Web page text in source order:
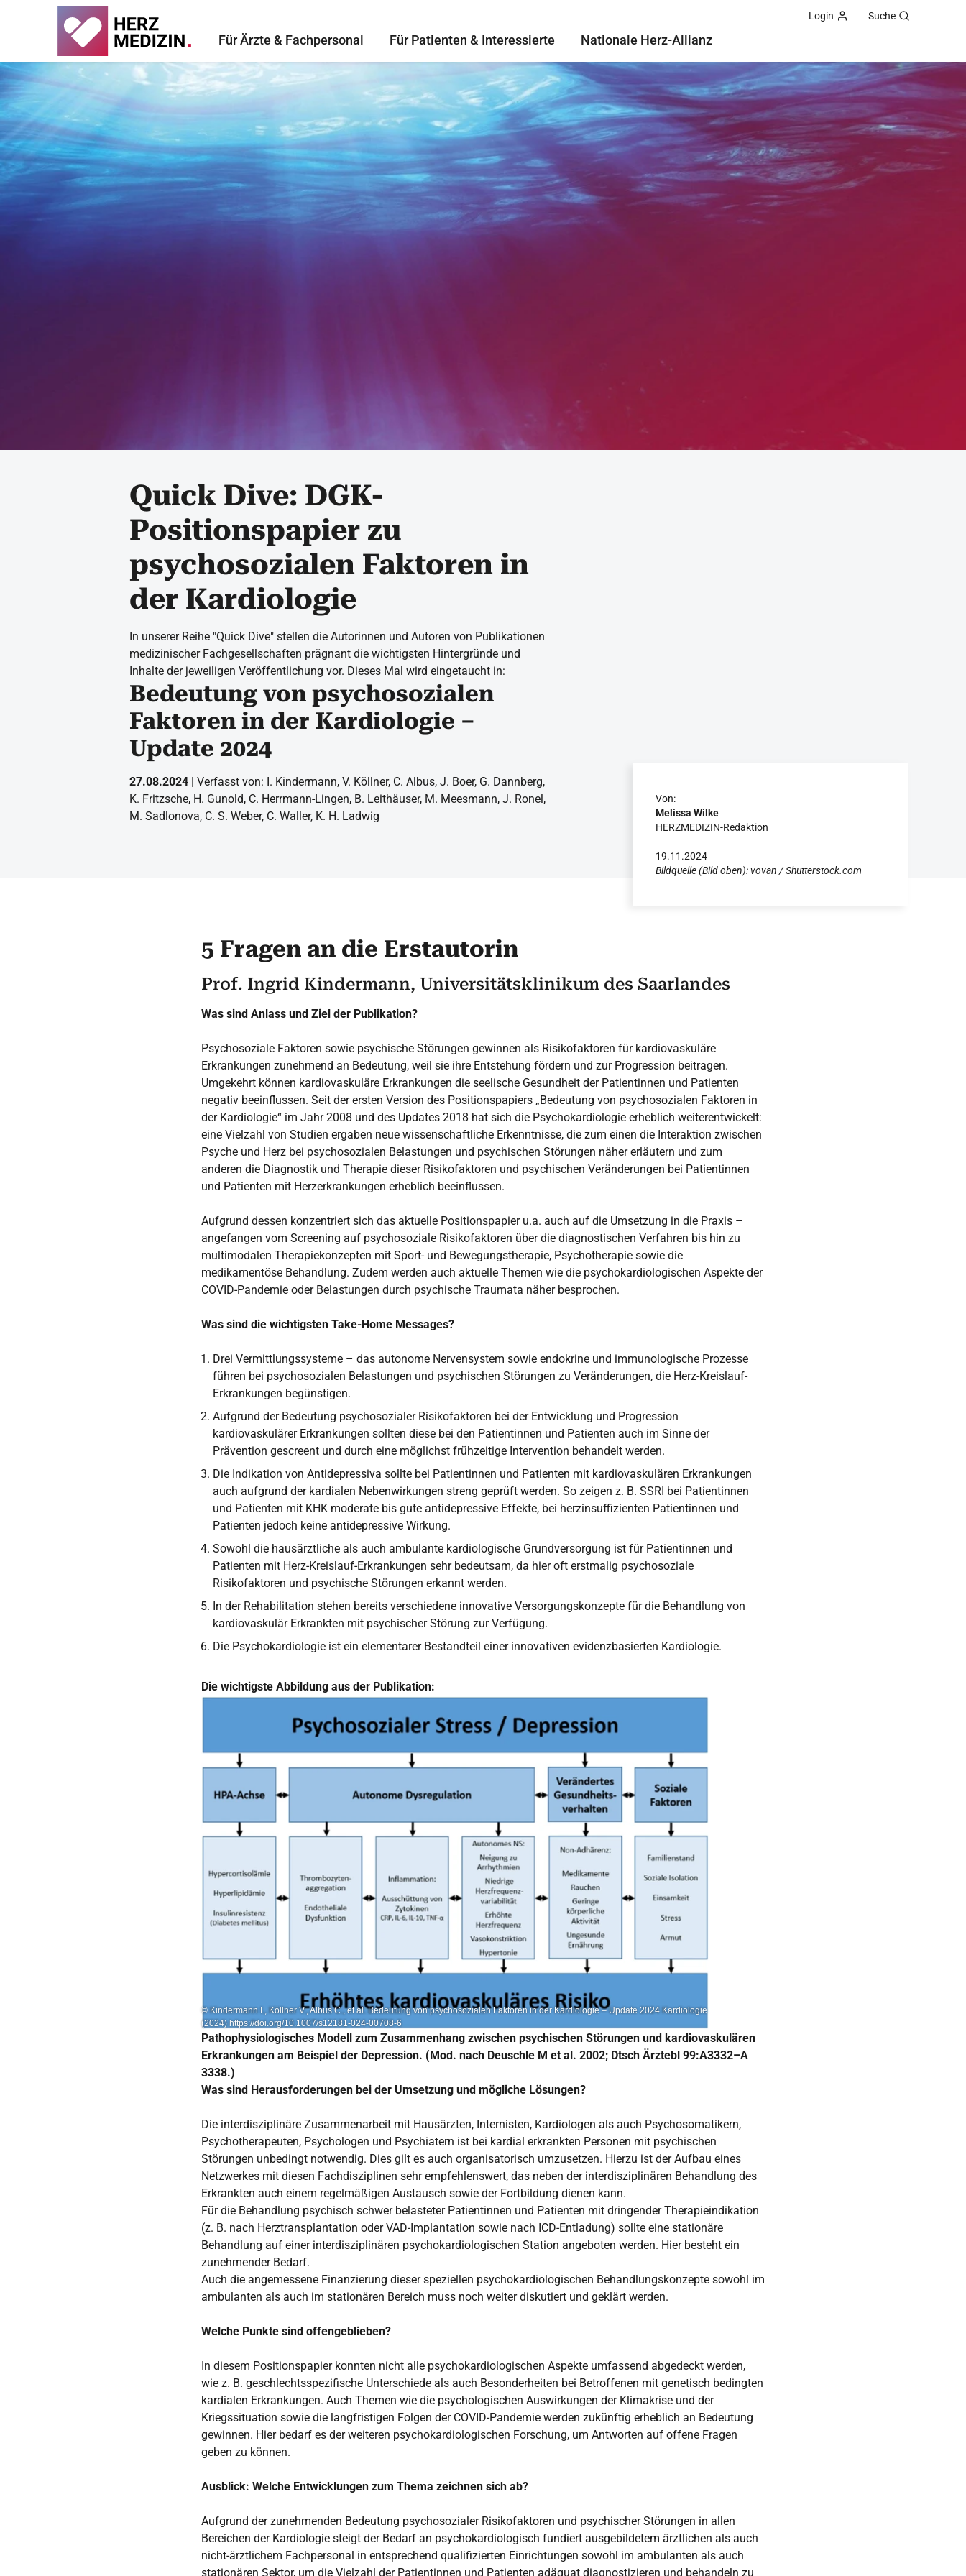
Für Ärzte & Fachpersonal Für Patienten & Interessierte Nationale Herz-Allianz
Login Suche
Quick Dive: DGK-
Positionspapier zu
psychosozialen Faktoren in
der Kardiologie
In unserer Reihe "Quick Dive" stellen die Autorinnen und Autoren von Publikationen
medizinischer Fachgesellschaften prägnant die wichtigsten Hintergründe und
Inhalte der jeweiligen Veröffentlichung vor. Dieses Mal wird eingetaucht in:
Bedeutung von psychosozialen
Faktoren in der Kardiologie –
Update 2024
27.08.2024 | Verfasst von: I. Kindermann, V. Köllner, C. Albus, J. Boer, G. Dannberg,
K. Fritzsche, H. Gunold, C. Herrmann-Lingen, B. Leithäuser, M. Meesmann, J. Ronel,
M. Sadlonova, C. S. Weber, C. Waller, K. H. Ladwig
Von:
Melissa Wilke
HERZMEDIZIN-Redaktion
19.11.2024
Bildquelle (Bild oben): vovan / Shutterstock.com
5 Fragen an die Erstautorin
Prof. Ingrid Kindermann, Universitätsklinikum des Saarlandes
Was sind Anlass und Ziel der Publikation?
Psychosoziale Faktoren sowie psychische Störungen gewinnen als Risikofaktoren für kardiovaskuläre
Erkrankungen zunehmend an Bedeutung, weil sie ihre Entstehung fördern und zur Progression beitragen.
Umgekehrt können kardiovaskuläre Erkrankungen die seelische Gesundheit der Patientinnen und Patienten
negativ beeinflussen. Seit der ersten Version des Positionspapiers „Bedeutung von psychosozialen Faktoren in
der Kardiologie“ im Jahr 2008 und des Updates 2018 hat sich die Psychokardiologie erheblich weiterentwickelt:
eine Vielzahl von Studien ergaben neue wissenschaftliche Erkenntnisse, die zum einen die Interaktion zwischen
Psyche und Herz bei psychosozialen Belastungen und psychischen Störungen näher erläutern und zum
anderen die Diagnostik und Therapie dieser Risikofaktoren und psychischen Veränderungen bei Patientinnen
und Patienten mit Herzerkrankungen erheblich beeinflussen.
Aufgrund dessen konzentriert sich das aktuelle Positionspapier u.a. auch auf die Umsetzung in die Praxis –
angefangen vom Screening auf psychosoziale Risikofaktoren über die diagnostischen Verfahren bis hin zu
multimodalen Therapiekonzepten mit Sport- und Bewegungstherapie, Psychotherapie sowie die
medikamentöse Behandlung. Zudem werden auch aktuelle Themen wie die psychokardiologischen Aspekte der
COVID-Pandemie oder Belastungen durch psychische Traumata näher besprochen.
Was sind die wichtigsten Take-Home Messages?
Drei Vermittlungssysteme – das autonome Nervensystem sowie endokrine und immunologische Prozesse
führen bei psychosozialen Belastungen und psychischen Störungen zu Veränderungen, die Herz-Kreislauf-
Erkrankungen begünstigen.
Aufgrund der Bedeutung psychosozialer Risikofaktoren bei der Entwicklung und Progression
kardiovaskulärer Erkrankungen sollten diese bei den Patientinnen und Patienten auch im Sinne der
Prävention gescreent und durch eine möglichst frühzeitige Intervention behandelt werden.
Die Indikation von Antidepressiva sollte bei Patientinnen und Patienten mit kardiovaskulären Erkrankungen
auch aufgrund der kardialen Nebenwirkungen streng geprüft werden. So zeigen z. B. SSRI bei Patientinnen
und Patienten mit KHK moderate bis gute antidepressive Effekte, bei herzinsuffizienten Patientinnen und
Patienten jedoch keine antidepressive Wirkung.
Sowohl die hausärztliche als auch ambulante kardiologische Grundversorgung ist für Patientinnen und
Patienten mit Herz-Kreislauf-Erkrankungen sehr bedeutsam, da hier oft erstmalig psychosoziale
Risikofaktoren und psychische Störungen erkannt werden.
In der Rehabilitation stehen bereits verschiedene innovative Versorgungskonzepte für die Behandlung von
kardiovaskulär Erkrankten mit psychischer Störung zur Verfügung.
Die Psychokardiologie ist ein elementarer Bestandteil einer innovativen evidenzbasierten Kardiologie.
Die wichtigste Abbildung aus der Publikation:
© Kindermann I., Köllner V., Albus C., et al. Bedeutung von psychosozialen Faktoren in der Kardiologie – Update 2024 Kardiologie
(2024) https://doi.org/10.1007/s12181-024-00708-6
Pathophysiologisches Modell zum Zusammenhang zwischen psychischen Störungen und kardiovaskulären
Erkrankungen am Beispiel der Depression. (Mod. nach Deuschle M et al. 2002; Dtsch Ärztebl 99:A3332–A
3338.)
Was sind Herausforderungen bei der Umsetzung und mögliche Lösungen?
Die interdisziplinäre Zusammenarbeit mit Hausärzten, Internisten, Kardiologen als auch Psychosomatikern,
Psychotherapeuten, Psychologen und Psychiatern ist bei kardial erkrankten Personen mit psychischen
Störungen unbedingt notwendig. Dies gilt es auch organisatorisch umzusetzen. Hierzu ist der Aufbau eines
Netzwerkes mit diesen Fachdisziplinen sehr empfehlenswert, das neben der interdisziplinären Behandlung des
Erkrankten auch einem regelmäßigen Austausch sowie der Fortbildung dienen kann.
Für die Behandlung psychisch schwer belasteter Patientinnen und Patienten mit dringender Therapieindikation
(z. B. nach Herztransplantation oder VAD-Implantation sowie nach ICD-Entladung) sollte eine stationäre
Behandlung auf einer interdisziplinären psychokardiologischen Station angeboten werden. Hier besteht ein
zunehmender Bedarf.
Auch die angemessene Finanzierung dieser speziellen psychokardiologischen Behandlungskonzepte sowohl im
ambulanten als auch im stationären Bereich muss noch weiter diskutiert und geklärt werden.
Welche Punkte sind offengeblieben?
In diesem Positionspapier konnten nicht alle psychokardiologischen Aspekte umfassend abgedeckt werden,
wie z. B. geschlechtsspezifische Unterschiede als auch Besonderheiten bei Betroffenen mit genetisch bedingten
kardialen Erkrankungen. Auch Themen wie die psychologischen Auswirkungen der Klimakrise und der
Kriegssituation sowie die langfristigen Folgen der COVID-Pandemie werden zukünftig erheblich an Bedeutung
gewinnen. Hier bedarf es der weiteren psychokardiologischen Forschung, um Antworten auf offene Fragen
geben zu können.
Ausblick: Welche Entwicklungen zum Thema zeichnen sich ab?
Aufgrund der zunehmenden Bedeutung psychosozialer Risikofaktoren und psychischer Störungen in allen
Bereichen der Kardiologie steigt der Bedarf an psychokardiologisch fundiert ausgebildetem ärztlichen als auch
nicht-ärztlichem Fachpersonal in entsprechend qualifizierten Einrichtungen sowohl im ambulanten als auch
stationären Sektor, um die Vielzahl der Patientinnen und Patienten adäquat diagnostizieren und behandeln zu